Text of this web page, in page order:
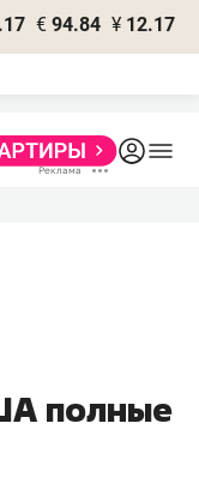
€ 94.84 ¥ 12.17
полные